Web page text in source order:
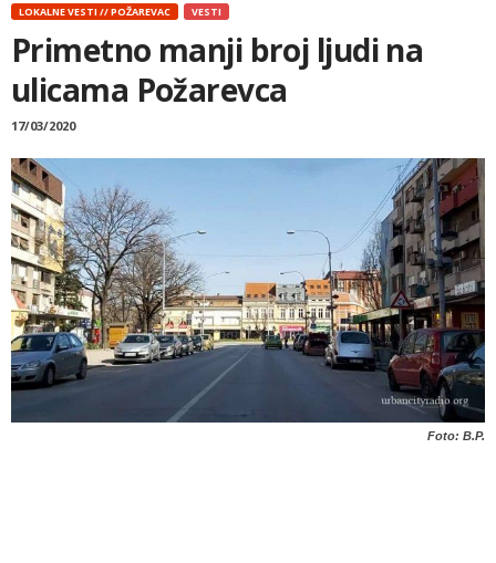
LOKALNE VESTI // POŽAREVAC VESTI
Primetno manji broj ljudi na
ulicama Požarevca
17/03/2020
Foto: B.P.